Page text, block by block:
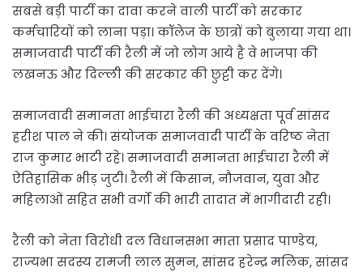
सबसे बड़ी पार्टी का दावा करने वाली पार्टी को सरकार
कर्मचारियों को लाना पड़ा। कॉलेज के छात्रों को बुलाया गया था।
समाजवादी पार्टी की रैली में जो लोग आये है वे भाजपा की
लखनऊ और दिल्ली की सरकार की छुट्टी कर देंगे।
समाजवादी समानता भाईचारा रैली की अध्यक्षता पूर्व सांसद
हरीश पाल ने की। संयोजक समाजवादी पार्टी के वरिष्ठ नेता
राज कुमार भाटी रहे। समाजवादी समानता भाईचारा रैली में
ऐतिहासिक भीड़ जुटी। रैली में किसान, नौजवान, युवा और
महिलाओं सहित सभी वर्गो की भारी तादात में भागीदारी रही।
रैली को नेता विरोधी दल विधानसभा माता प्रसाद पाण्डेय,
राज्यभा सदस्य रामजी लाल सुमन, सांसद हरेन्द्र मलिक, सांसद